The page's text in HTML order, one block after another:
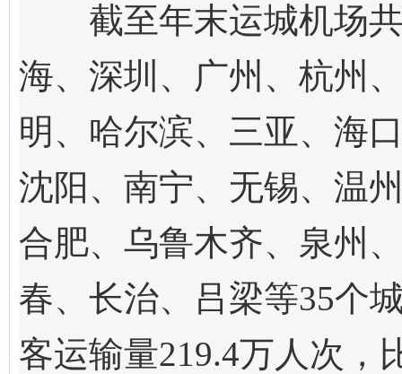
截至年末运城机场
海、深圳、广州、杭州
明、哈尔滨、三亚、海
沈阳、南宁、无锡、温
合肥、乌鲁木齐、泉州
春、长治、吕梁等35个
客运输量219.4万人 次 ，